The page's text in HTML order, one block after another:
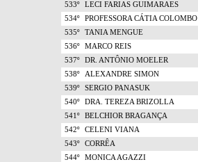
533º
LECI FARIAS GUIMARAES
534º
PROFESSORA CÁTIA COLOMBO
535º
TANIA MENGUE
536º
MARCO REIS
537º
DR. ANTÔNIO MOELER
538º
ALEXANDRE SIMON
539º
SERGIO PANASUK
540º
DRA. TEREZA BRIZOLLA
541º
BELCHIOR BRAGANÇA
542º
CELENI VIANA
543º
CORRÊA
544º
MONICA AGAZZI